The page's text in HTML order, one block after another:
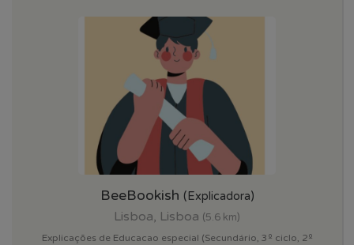
BeeBookish (Explicadora)
Lisboa, Lisboa (5.6 km)
Explicações de Educacao especial (Secundário, 3º ciclo, 2º